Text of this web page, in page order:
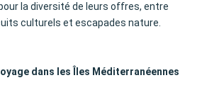
la diversité de leurs offres, entre
culturels et escapades nature.
dans les Îles Méditerranéennes